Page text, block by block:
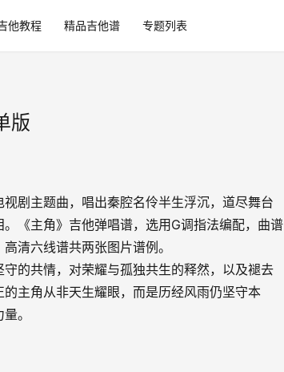
他教程 精品吉他谱 专题列表
版
剧主题曲，唱出秦腔名伶半生浮沉，道尽舞台
《主角》吉他弹唱谱，选用G调指法编配，曲谱
清六线谱共两张图片谱例。
的共情，对荣耀与孤独共生的释然，以及褪去
主角从非天生耀眼，而是历经风雨仍坚守本
。